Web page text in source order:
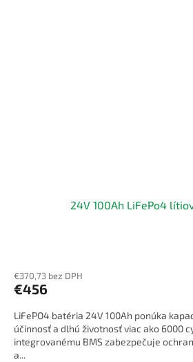
24V 100Ah LiFePo4
€370,73 bez DPH
€456
LiFePO4 batéria 24V 100Ah ponúka
účinnosť a dlhú životnosť viac ako 6000
integrovanému BMS zabezpečuje
a...